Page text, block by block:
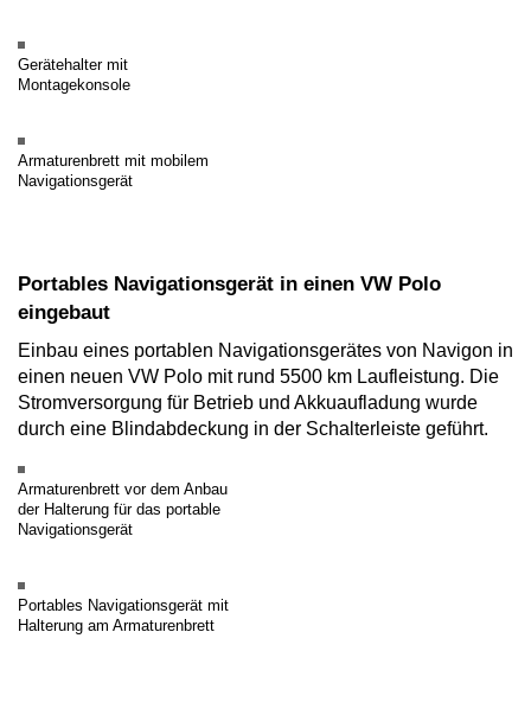
Gerätehalter mit
Montagekonsole
Armaturenbrett mit mobilem
Navigationsgerät
Portables Navigationsgerät in einen VW Polo
eingebaut
Einbau eines portablen Navigationsgerätes von Navigon in
einen neuen VW Polo mit rund 5500 km Laufleistung. Die
Stromversorgung für Betrieb und Akkuaufladung wurde
durch eine Blindabdeckung in der Schalterleiste geführt.
Armaturenbrett vor dem Anbau
der Halterung für das portable
Navigationsgerät
Portables Navigationsgerät mit
Halterung am Armaturenbrett